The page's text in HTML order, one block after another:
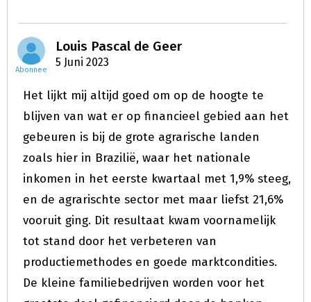
Abonnee
Louis Pascal de Geer
5 Juni 2023
Het lijkt mij altijd goed om op de hoogte te
blijven van wat er op financieel gebied aan het
gebeuren is bij de grote agrarische landen
zoals hier in Brazilië, waar het nationale
inkomen in het eerste kwartaal met 1,9% steeg,
en de agrarischte sector met maar liefst 21,6%
vooruit ging. Dit resultaat kwam voornamelijk
tot stand door het verbeteren van
productiemethodes en goede marktcondities.
De kleine familiebedrijven worden voor het